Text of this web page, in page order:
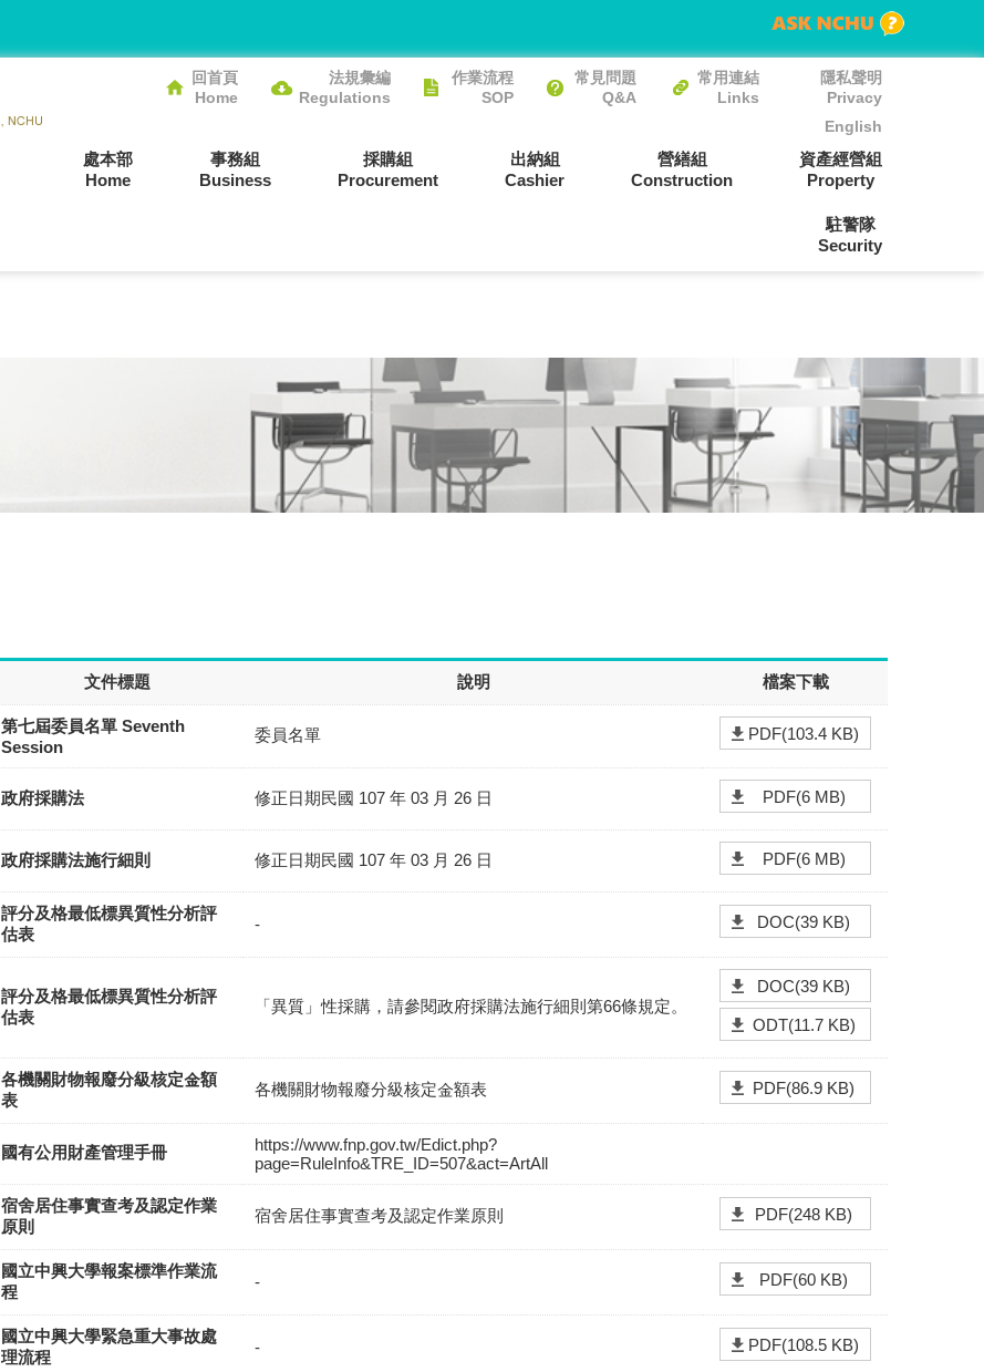
回首頁
Home
法規彙編
Regulations
作業流程
SOP
常見問題
Q&A
常用連結
Links
隱私聲明
Privacy
English
處本部
Home
事務組
Business
採購組
Procurement
出納組
Cashier
營繕組
Construction
資產經營組
Property
駐警隊
Security
文件標題 說明 檔案下載
第七屆委員名單 Seventh
Session
委員名單 PDF(103.4 KB)
政府採購法 修正日期民國 107 年 03 月 26 日 PDF(6 MB)
政府採購法施行細則 修正日期民國 107 年 03 月 26 日 PDF(6 MB)
評分及格最低標異質性分析評
估表
- DOC(39 KB)
評分及格最低標異質性分析評
估表
「異質」性採購，請參閱政府採購法施行細則第66條規定。
DOC(39 KB)
ODT(11.7 KB)
各機關財物報廢分級核定金額
表
各機關財物報廢分級核定金額表 PDF(86.9 KB)
國有公用財產管理手冊
https://www.fnp.gov.tw/Edict.php?
page=RuleInfo&TRE_ID=507&act=ArtAll
宿舍居住事實查考及認定作業
原則
宿舍居住事實查考及認定作業原則 PDF(248 KB)
國立中興大學報案標準作業流
程
- PDF(60 KB)
國立中興大學緊急重大事故處
理流程
- PDF(108.5 KB)